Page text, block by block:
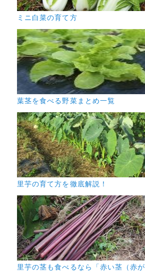
ミニ白菜の育て方
葉茎を食べる野菜まとめ一覧
里芋の育て方を徹底解説！
里芋の茎も食べるなら「赤い茎（赤が